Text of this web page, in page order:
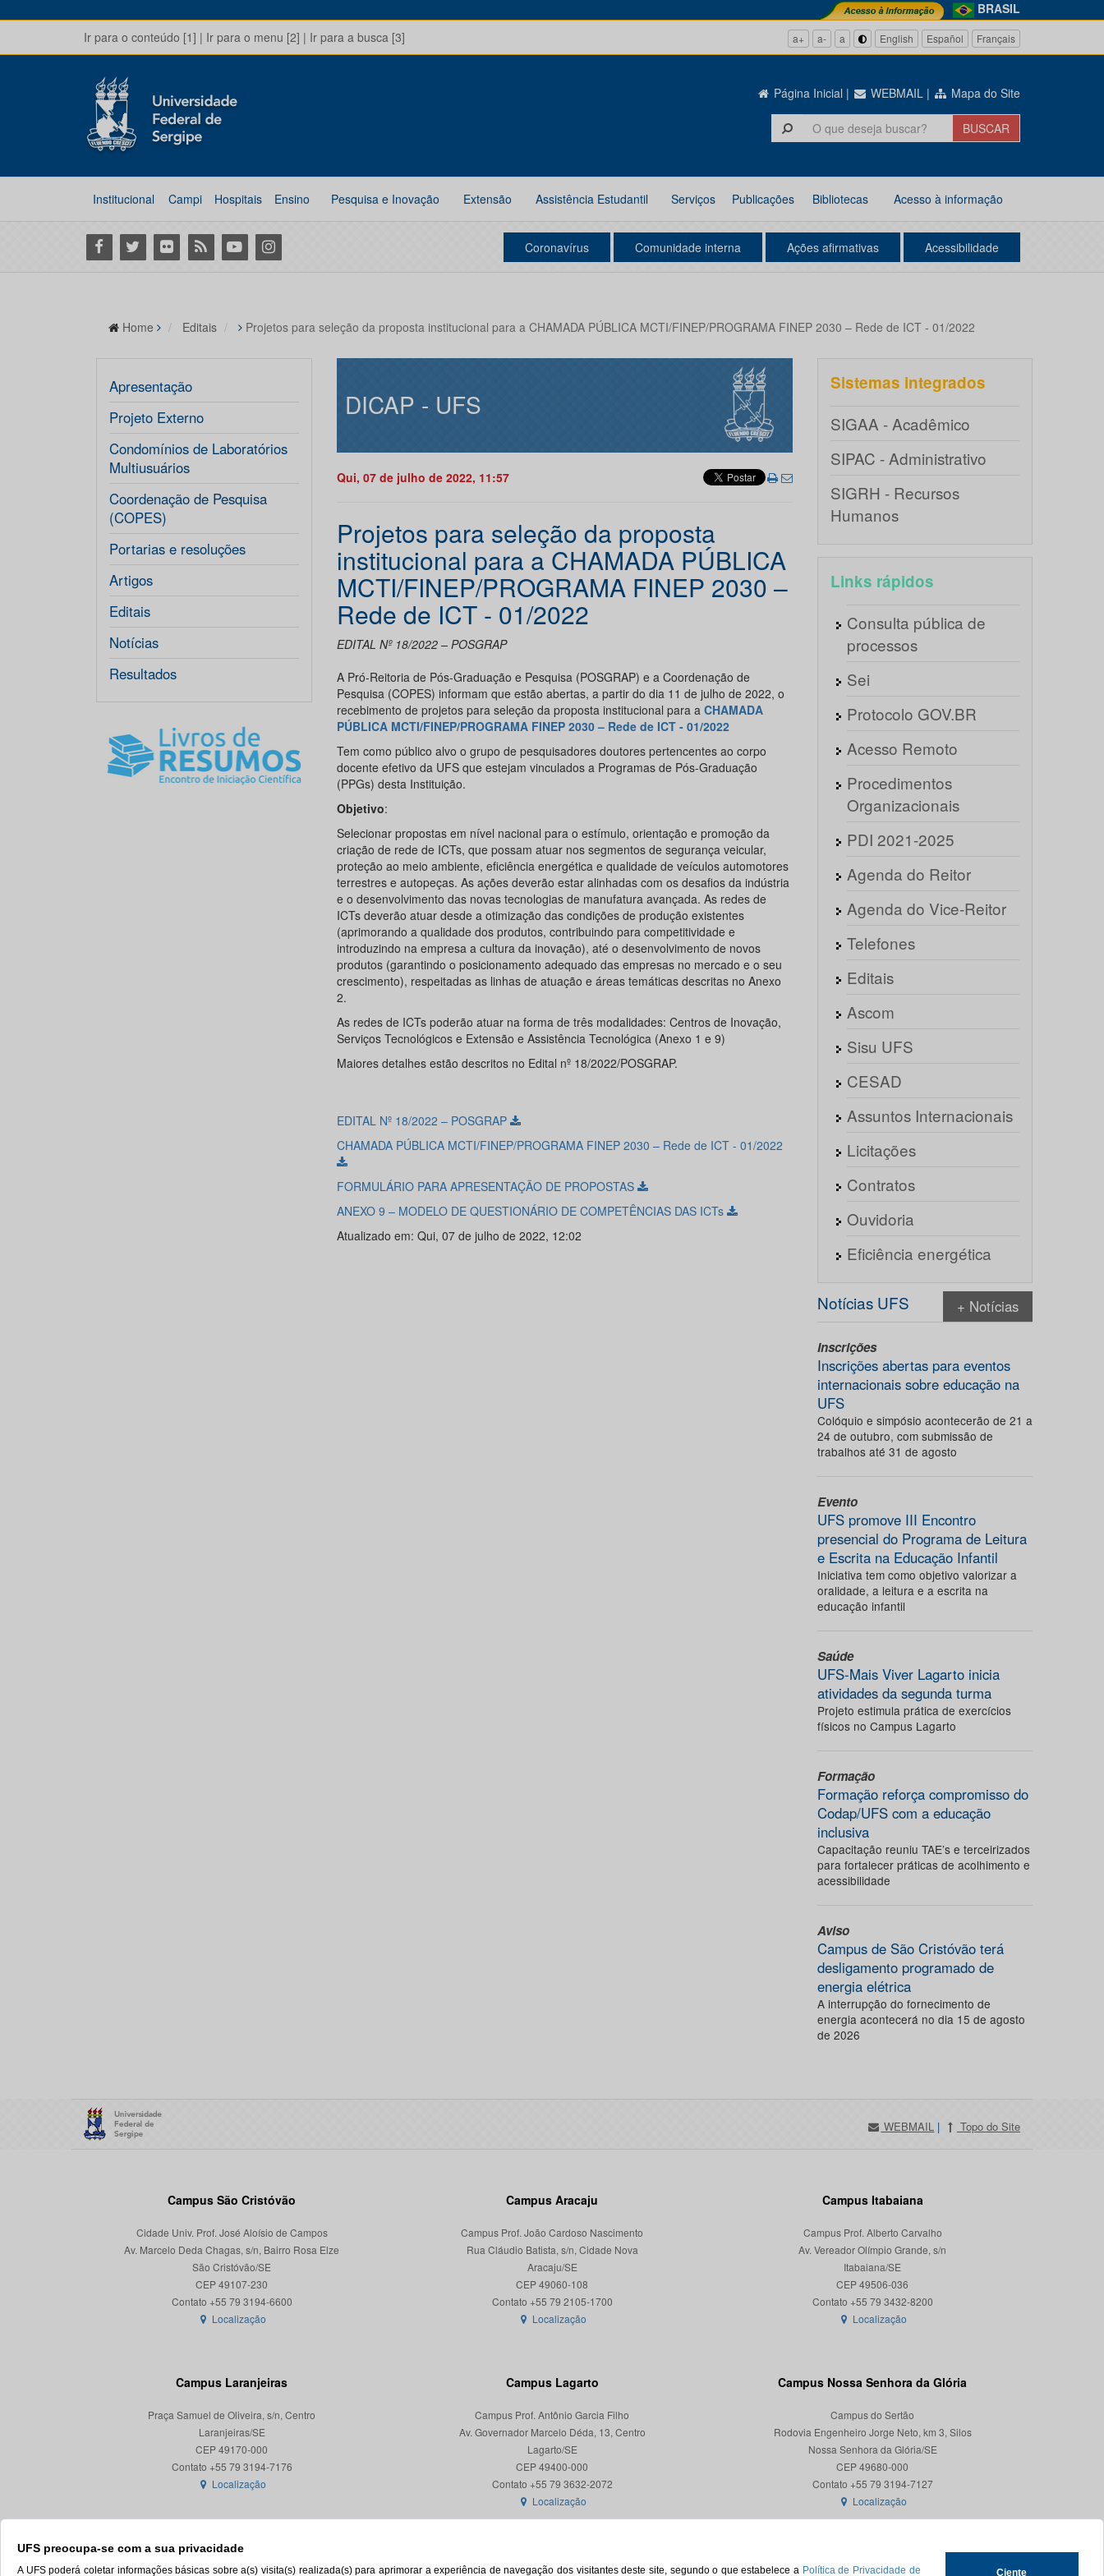
BRASIL
Ir para o conteúdo [1] | Ir para o menu [2] | Ir para a busca [3] a+ a- a English Español Français
Página Inicial | WEBMAIL | Mapa do Site
Institucional Campi Hospitais Ensino Pesquisa e Inovação Extensão Assistência Estudantil Serviços Publicações Bibliotecas Acesso à informação
Facebook
Twitter Flickr RSS YoutubeInstagram Coronavírus Comunidade interna Ações afirmativas Acessibilidade
UFS preocupa-se com a sua privacidade
A UFS poderá coletar informações básicas sobre a(s) visita(s) realizada(s) para aprimorar a experiência de navegação dos visitantes deste site, segundo o que estabelece a Política de Privacidade de Ciente
Home Editais Projetos para seleção da proposta institucional para a CHAMADA PÚBLICA MCTI/FINEP/PROGRAMA FINEP 2030 – Rede de ICT - 01/2022
Apresentação
Projeto Externo
Condomínios de Laboratórios
Multiusuários
Coordenação de Pesquisa
(COPES)
Portarias e resoluções
Artigos
Editais
Notícias
Resultados
DICAP - UFS
Qui, 07 de julho de 2022, 11:57
Projetos para seleção da proposta
institucional para a CHAMADA PÚBLICA
MCTI/FINEP/PROGRAMA FINEP 2030 –
Rede de ICT - 01/2022
EDITAL Nº 18/2022 – POSGRAP
A Pró-Reitoria de Pós-Graduação e Pesquisa (POSGRAP) e a Coordenação de
Pesquisa (COPES) informam que estão abertas, a partir do dia 11 de julho de 2022, o
recebimento de projetos para seleção da proposta institucional para a CHAMADA
PÚBLICA MCTI/FINEP/PROGRAMA FINEP 2030 – Rede de ICT - 01/2022
Tem como público alvo o grupo de pesquisadores doutores pertencentes ao corpo
docente efetivo da UFS que estejam vinculados a Programas de Pós-Graduação
(PPGs) desta Instituição.
Objetivo:
Selecionar propostas em nível nacional para o estímulo, orientação e promoção da
criação de rede de ICTs, que possam atuar nos segmentos de segurança veicular,
proteção ao meio ambiente, eficiência energética e qualidade de veículos automotores
terrestres e autopeças. As ações deverão estar alinhadas com os desafios da indústria
e o desenvolvimento das novas tecnologias de manufatura avançada. As redes de
ICTs deverão atuar desde a otimização das condições de produção existentes
(aprimorando a qualidade dos produtos, contribuindo para competitividade e
introduzindo na empresa a cultura da inovação), até o desenvolvimento de novos
produtos (garantindo o posicionamento adequado das empresas no mercado e o seu
crescimento), respeitadas as linhas de atuação e áreas temáticas descritas no Anexo
2.
As redes de ICTs poderão atuar na forma de três modalidades: Centros de Inovação,
Serviços Tecnológicos e Extensão e Assistência Tecnológica (Anexo 1 e 9)
Maiores detalhes estão descritos no Edital nº 18/2022/POSGRAP.
EDITAL Nº 18/2022 – POSGRAP
CHAMADA PÚBLICA MCTI/FINEP/PROGRAMA FINEP 2030 – Rede de ICT - 01/2022
FORMULÁRIO PARA APRESENTAÇÃO DE PROPOSTAS
ANEXO 9 – MODELO DE QUESTIONÁRIO DE COMPETÊNCIAS DAS ICTs
Atualizado em: Qui, 07 de julho de 2022, 12:02
Sistemas integrados
SIGAA - Acadêmico
SIPAC - Administrativo
SIGRH - Recursos
Humanos
Links rápidos
Consulta pública de
processos
Sei
Protocolo GOV.BR
Acesso Remoto
Procedimentos
Organizacionais
PDI 2021-2025
Agenda do Reitor
Agenda do Vice-Reitor
Telefones
Editais
Ascom
Sisu UFS
CESAD
Assuntos Internacionais
Licitações
Contratos
Ouvidoria
Eficiência energética
Notícias UFS + Notícias
Inscrições
Inscrições abertas para eventos
internacionais sobre educação na
UFS
Colóquio e simpósio acontecerão de 21 a
24 de outubro, com submissão de
trabalhos até 31 de agosto
Evento
UFS promove III Encontro
presencial do Programa de Leitura
e Escrita na Educação Infantil
Iniciativa tem como objetivo valorizar a
oralidade, a leitura e a escrita na
educação infantil
Saúde
UFS-Mais Viver Lagarto inicia
atividades da segunda turma
Projeto estimula prática de exercícios
físicos no Campus Lagarto
Formação
Formação reforça compromisso do
Codap/UFS com a educação
inclusiva
Capacitação reuniu TAE’s e terceirizados
para fortalecer práticas de acolhimento e
acessibilidade
Aviso
Campus de São Cristóvão terá
desligamento programado de
energia elétrica
A interrupção do fornecimento de
energia acontecerá no dia 15 de agosto
de 2026
WEBMAIL | Topo do Site
Campus São Cristóvão
Cidade Univ. Prof. José Aloísio de Campos
Av. Marcelo Deda Chagas, s/n, Bairro Rosa Elze
São Cristóvão/SE
CEP 49107-230
Localização
Campus Aracaju
Campus Prof. João Cardoso Nascimento
Rua Cláudio Batista, s/n, Cidade Nova
Aracaju/SE
CEP 49060-108
Localização
Campus Itabaiana
Campus Prof. Alberto Carvalho
Av. Vereador Olímpio Grande, s/n
Itabaiana/SE
CEP 49506-036
Localização
Campus Laranjeiras
Praça Samuel de Oliveira, s/n, Centro
Laranjeiras/SE
CEP 49170-000
Localização
Campus Lagarto
Campus Prof. Antônio Garcia Filho
Av. Governador Marcelo Déda, 13, Centro
Lagarto/SE
CEP 49400-000
Localização
Campus Nossa Senhora da Glória
Campus do Sertão
Rodovia Engenheiro Jorge Neto, km 3, Silos
Nossa Senhora da Glória/SE
CEP 49680-000
Contato +55 79 3194-7127
Localização